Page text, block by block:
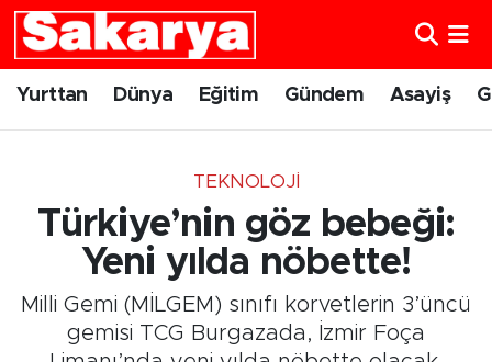
Yurttan Dünya Eğitim Gündem Asayiş
TEKNOLOJI
Türkiye’nin göz bebeği:
Yeni yılda nöbette!
Milli Gemi (MİLGEM) sınıfı korvetlerin 3’üncü
gemisi TCG Burgazada, İzmir Foça
Yurttan
Gündem
Eskişehirspor
Eskişehir Nöbetçi Eczaneler
Eskişehir Trafik Yoğunluk Haritası
Süper Lig Puan Durumu ve Fikstür